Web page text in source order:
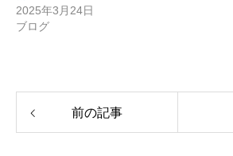
2025年3月24日
ブログ
前の記事